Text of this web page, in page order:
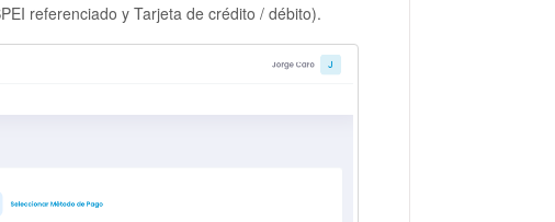
referenciado y Tarjeta de crédito / débito).